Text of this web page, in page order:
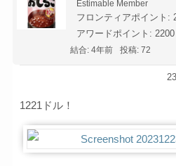
Estimable Member
フロンティアポイント:
アワードポイント: 2200
結合: 4年前 投稿: 72
1221ドル！